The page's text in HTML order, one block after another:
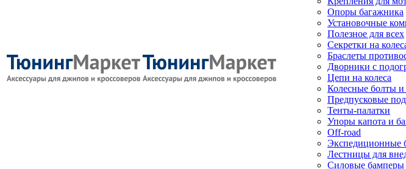
Опоры багажника
Установочные
Полезное для всех
Секретки на
Браслеты
Дворники с
Цепи на колеса
Колесные болты и
Предпусковые
Тенты-палатки
Упоры капота и
Off-road
Экспедиционные
Лестницы для
Силовые бамперы